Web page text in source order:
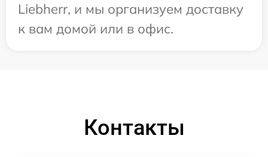
Liebherr, и мы организуем доставку
к вам домой или в офис.
Контакты